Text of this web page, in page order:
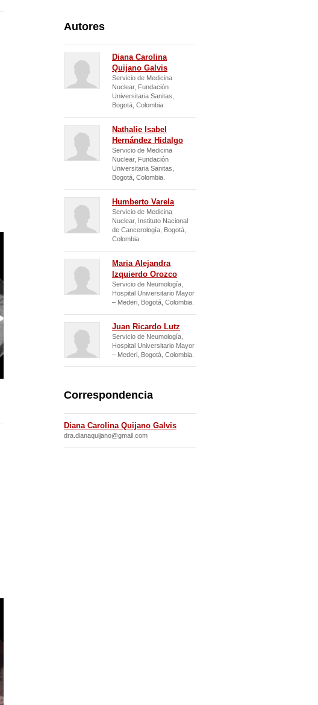
Autores
Diana Carolina
Quijano Galvis
Servicio de Medicina
Nuclear, Fundación
Universitaria Sanitas,
Bogotá, Colombia.
Nathalie Isabel
Hernández Hidalgo
Servicio de Medicina
Nuclear, Fundación
Universitaria Sanitas,
Bogotá, Colombia.
Humberto Varela
Servicio de Medicina
Nuclear, Instituto Nacional
de Cancerología, Bogotá,
Colombia.
Maria Alejandra
Izquierdo Orozco
Servicio de Neumología,
Hospital Universitario Mayor
– Mederi, Bogotá, Colombia.
Juan Ricardo Lutz
Servicio de Neumología,
Hospital Universitario Mayor
– Mederi, Bogotá, Colombia.
Correspondencia
Diana Carolina Quijano Galvis
dra.dianaquijano@gmail.com